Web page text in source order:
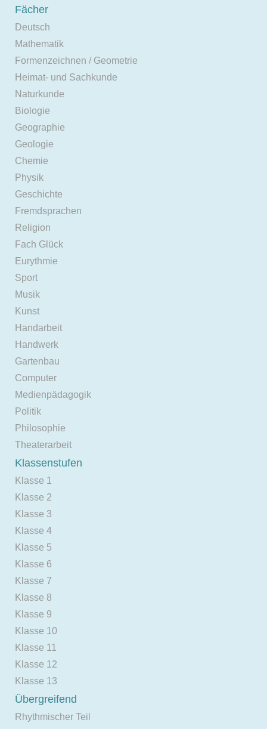
Fächer
Deutsch
Mathematik
Formenzeichnen / Geometrie
Heimat- und Sachkunde
Naturkunde
Biologie
Geographie
Geologie
Chemie
Physik
Geschichte
Fremdsprachen
Religion
Fach Glück
Eurythmie
Sport
Musik
Kunst
Handarbeit
Handwerk
Gartenbau
Computer
Medienpädagogik
Politik
Philosophie
Theaterarbeit
Klassenstufen
Klasse 1
Klasse 2
Klasse 3
Klasse 4
Klasse 5
Klasse 6
Klasse 7
Klasse 8
Klasse 9
Klasse 10
Klasse 11
Klasse 12
Klasse 13
Übergreifend
Rhythmischer Teil